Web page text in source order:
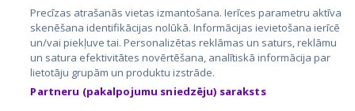
City24.lv
City24.ee
GetaPro.lv
GetaPro.ee
Skelbiu.lt
Autoplius.lt
CVbankas.lt
Kainos.lt
Paslaugos.lt
auto24.ee
Osta.ee
Precīzas atrašanās vietas izmantošana. Ierīces parametru aktīva
skenēšana identifikācijas nolūkā. Informācijas ievietošana ierīcē
un/vai piekļuve tai. Personalizētas reklāmas un saturs, reklāmu
un satura efektivitātes novērtēšana, analītiskā informācija par
lietotāju grupām un produktu izstrāde.
Partneru (pakalpojumu sniedzēju) saraksts